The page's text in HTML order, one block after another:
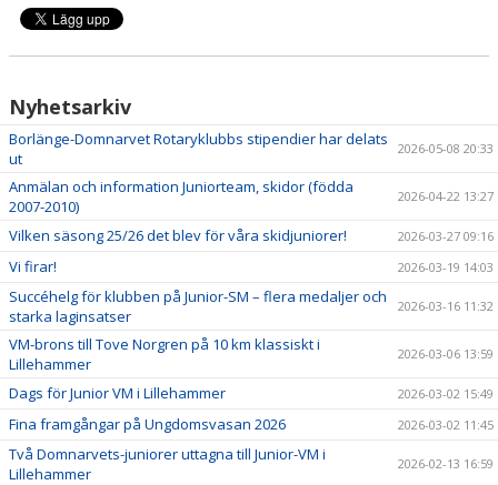
DOKUMENT
Nyhetsarkiv
Borlänge-Domnarvet Rotaryklubbs stipendier har delats
ut
2026-05-08 20:33
Anmälan och information Juniorteam, skidor (födda
2007-2010)
2026-04-22 13:27
Vilken säsong 25/26 det blev för våra skidjuniorer! 2026-03-27 09:16
Vi firar! 2026-03-19 14:03
Succéhelg för klubben på Junior-SM – flera medaljer och
starka laginsatser
2026-03-16 11:32
VM-brons till Tove Norgren på 10 km klassiskt i
Lillehammer
2026-03-06 13:59
Dags för Junior VM i Lillehammer 2026-03-02 15:49
Fina framgångar på Ungdomsvasan 2026 2026-03-02 11:45
Två Domnarvets-juniorer uttagna till Junior-VM i
Lillehammer
2026-02-13 16:59